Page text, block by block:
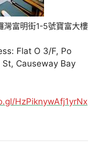
灣富明街1-5號寶富大樓
Flat O 3/F, Po
Causeway Bay
HzPiknywAfj1yrNx